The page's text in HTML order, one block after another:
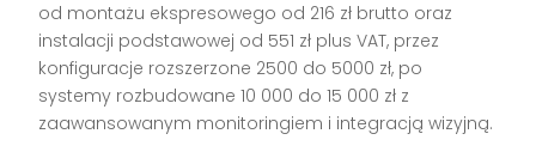
od montażu ekspresowego od 216 zł brutto oraz
instalacji podstawowej od 551 zł plus VAT, przez
konfiguracje rozszerzone 2500 do 5000 zł, po
systemy rozbudowane 10 000 do 15 000 zł z
zaawansowanym monitoringiem i integracją wizyjną.